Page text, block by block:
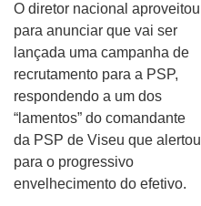
O diretor nacional aproveitou
para anunciar que vai ser
lançada uma campanha de
recrutamento para a PSP,
respondendo a um dos
“lamentos” do comandante
da PSP de Viseu que alertou
para o progressivo
envelhecimento do efetivo.